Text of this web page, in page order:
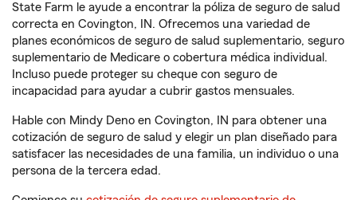
State Farm le ayude a encontrar la póliza de seguro de salud
correcta en Covington, IN. Ofrecemos una variedad de
planes económicos de seguro de salud suplementario, seguro
suplementario de Medicare o cobertura médica individual.
Incluso puede proteger su cheque con seguro de
incapacidad para ayudar a cubrir gastos mensuales.
Hable con Mindy Deno en Covington, IN para obtener una
cotización de seguro de salud y elegir un plan diseñado para
satisfacer las necesidades de una familia, un individuo o una
persona de la tercera edad.